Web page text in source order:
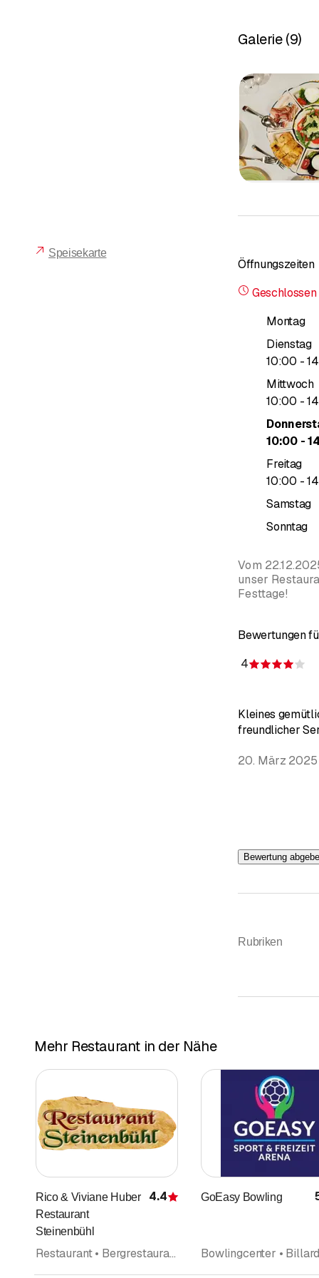
Weitere
Nehmen Sie
Galerie (9)
Speisekarte
Öffnungszeiten
Geschlossen
Montag
Dienstag
10:00 - 14
Mittwoch
10:00 - 14
10:00 - 14
Freitag
10:00 - 14
Samstag
Sonntag
Vom
unser
Festtage!
Bewertungen
4
Kleines
freundlicher
20. März
Bewertung
Rubriken
Mehr Restaurant in der Nähe
Rico & Viviane Huber
Restaurant
Steinenbühl
Bewertung
4.4
Restaurant • Bergrestaurant • Schweizerische Küche
GoEasy Bowling